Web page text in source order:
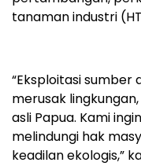
tanaman industri
“Eksploitasi sumber
merusak
asli Papua. Kami
melindungi hak
keadilan ekologis,”